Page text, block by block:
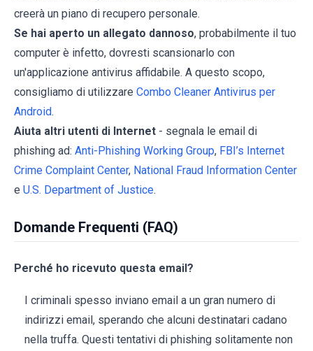
creerà un piano di recupero personale.
Se hai aperto un allegato dannoso, probabilmente il tuo
computer è infetto, dovresti scansionarlo con
un'applicazione antivirus affidabile. A questo scopo,
consigliamo di utilizzare Combo Cleaner Antivirus per
Android.
Aiuta altri utenti di Internet - segnala le email di
phishing ad: Anti-Phishing Working Group, FBI’s Internet
Crime Complaint Center, National Fraud Information Center
e U.S. Department of Justice.
Domande Frequenti (FAQ)
Perché ho ricevuto questa email?
I criminali spesso inviano email a un gran numero di
indirizzi email, sperando che alcuni destinatari cadano
nella truffa. Questi tentativi di phishing solitamente non